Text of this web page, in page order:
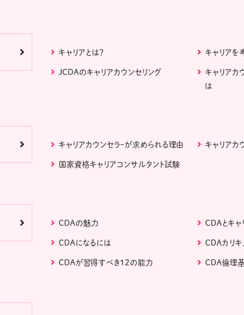
キャリアとは？ キャリアを
JCDAのキャリアカウンセリング
キャリアカ
は
キャリアカウンセラｰが求められる理由 キャリアカ
国家資格キャリアコンサルタント試験
CDAの魅力 CDAとキャ
CDAになるには CDAカリ
CDAが習得すべき１２の能力 CDA倫理